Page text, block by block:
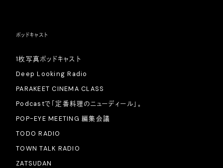
ポッドキャスト
1枚写真ポッドキャスト
Deep Looking Radio
PARAKEET CINEMA CLASS
Podcastで「定番料理のニューディール」。
POP-EYE MEETING 編集会議
TODO RADIO
TOWN TALK RADIO
ZATSUDAN